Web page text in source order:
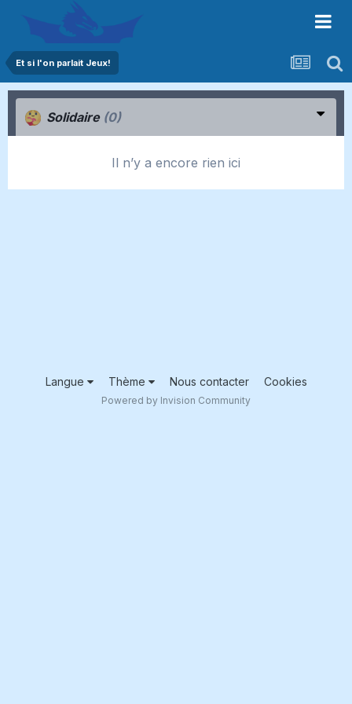
Et si l'on parlait Jeux!
Solidaire (0)
Il n’y a encore rien ici
Langue Thème Nous contacter Cookies
Powered by Invision Community